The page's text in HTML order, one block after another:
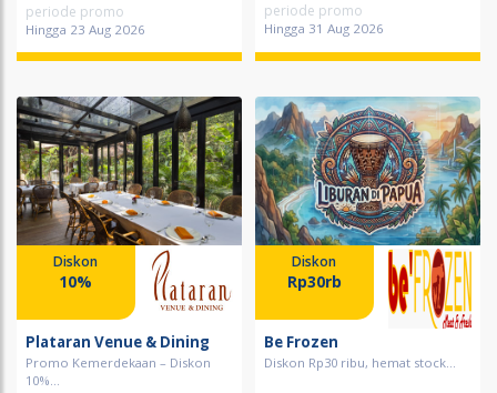
periode promo
Hingga 23 Aug 2026
periode promo
Hingga 31 Aug 2026
Diskon
10%
Plataran Venue & Dining
Promo Kemerdekaan – Diskon
10%...
Diskon
Rp30rb
Be Frozen
Diskon Rp30 ribu, hemat stock...